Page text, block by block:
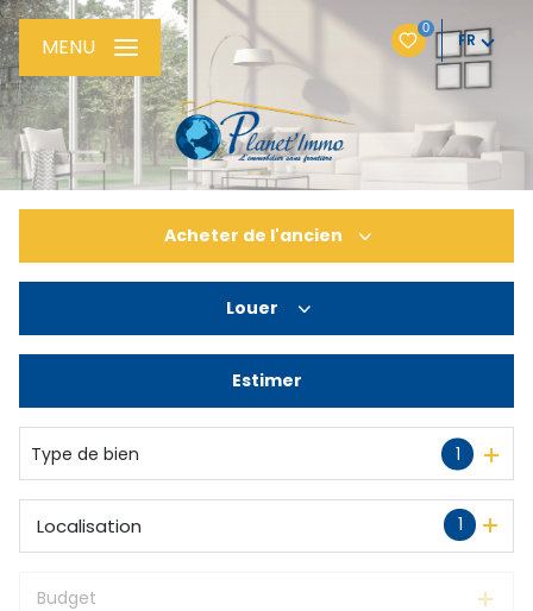
0
FR
MENU
Acheter de l'ancien
De l'immo pro
Louer
Estimer
Type de bien 1
1
Localisation
Budget